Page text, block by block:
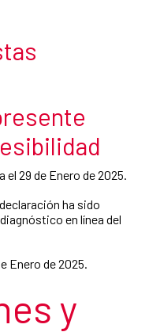
29 de Enero de 2025.
ha sido
en línea del
Enero de 2025.
y